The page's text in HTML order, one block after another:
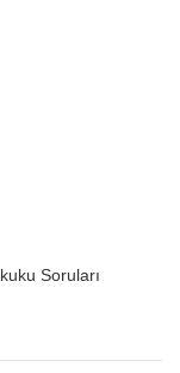
Soruları